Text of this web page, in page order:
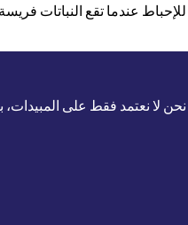
عندما تقع النباتات
لا نعتمد فقط على